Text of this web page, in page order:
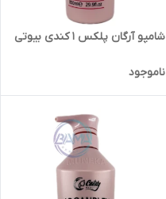
شامپو آرگان پلکس ۱ کندی بیوتی
ناموجود